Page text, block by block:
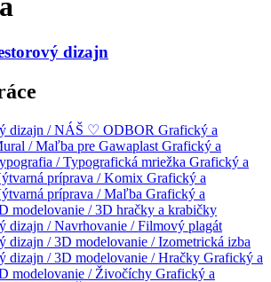
dizajn
dizajn / NÁŠ ♡ ODBOR Grafický a
/ Maľba pre Gawaplast Grafický a
/ Typografická mriežka Grafický a
príprava / Komix Grafický a
príprava / Maľba Grafický a
modelovanie / 3D hračky a krabičky
dizajn / Navrhovanie / Filmový plagát
dizajn / 3D modelovanie / Izometrická izba
dizajn / 3D modelovanie / Hračky Grafický a
modelovanie / Živočíchy Grafický a